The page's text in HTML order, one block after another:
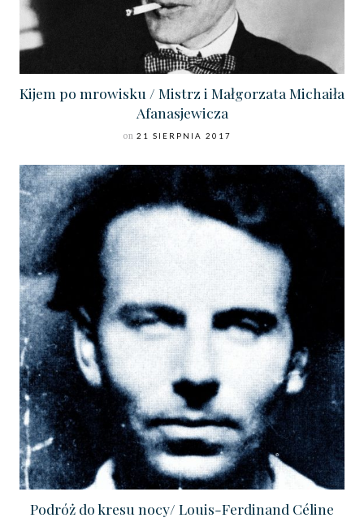
Kijem po mrowisku / Mistrz i Małgorzata Michaiła
Afanasjewicza
on 21 SIERPNIA 2017
Podróż do kresu nocy/ Louis-Ferdinand Céline